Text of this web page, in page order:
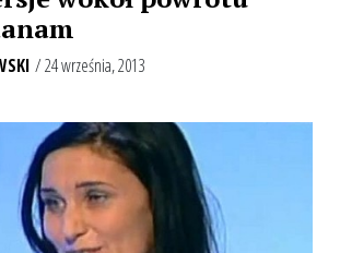
/ 24 września, 2013